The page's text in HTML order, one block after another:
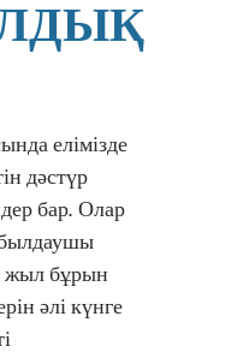
елімізде
дəстүр
бар. Олар
жыл бұрын
əлі күнге